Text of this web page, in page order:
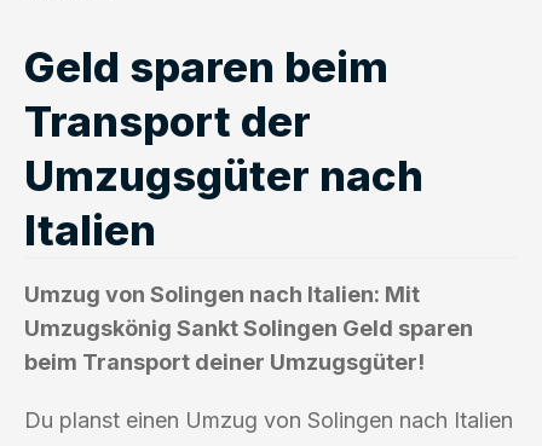
Geld sparen beim
Transport der
Umzugsgüter nach
Italien
Umzug von Solingen nach Italien: Mit
Umzugskönig Sankt Solingen Geld sparen
beim Transport deiner Umzugsgüter!
Du planst einen Umzug von Solingen nach Italien